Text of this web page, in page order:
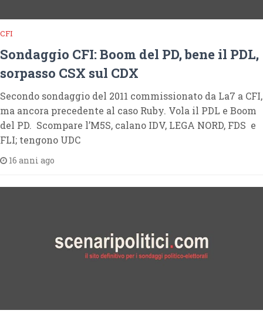
CFI
Sondaggio CFI: Boom del PD, bene il PDL,
sorpasso CSX sul CDX
Secondo sondaggio del 2011 commissionato da La7 a CFI,
ma ancora precedente al caso Ruby. Vola il PDL e Boom
del PD. Scompare l’M5S, calano IDV, LEGA NORD, FDS e
FLI; tengono UDC
16 anni ago